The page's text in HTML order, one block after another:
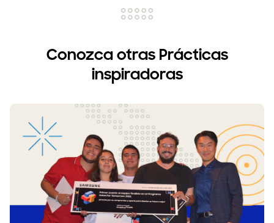
Conozca otras Prácticas
inspiradoras